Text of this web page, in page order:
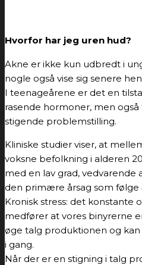
Hvorfor har jeg uren hud?
Akne er ikke kun udbredt i
nogle også vise sig senere
I teenageårene er det en
rasende hormoner, men
stigende problemstilling.
Kliniske studier viser, at
voksne befolkning i alderen
med en lav grad,
den primære årsag som følge
Kronisk stress: det konstante
medfører at vores binyrerne
øge talg produktionen og
i gang.
Når der er en stigning i talg